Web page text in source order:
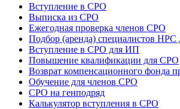
Вступление в СРО
Выписка из СРО
Ежегодная проверка членов СРО
Подбор (аренда) специалистов
Вступление в СРО для ИП
Повышение квалификации для СРО
Возврат компенсационного фонда
Обучение для членов СРО
СРО на генподряд
Калькулятор вступления в СРО